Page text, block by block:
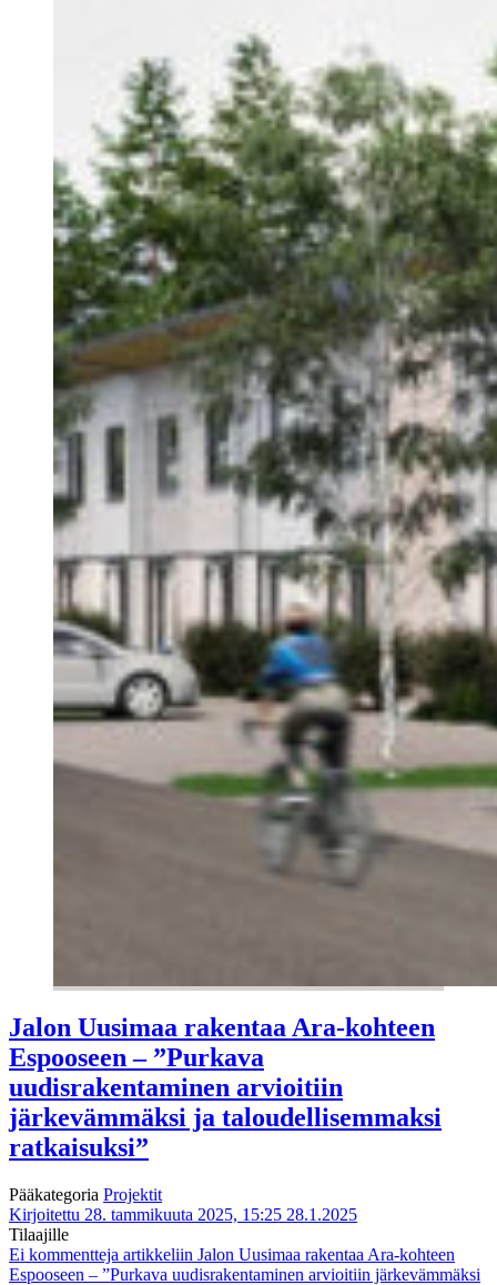
Jalon Uusimaa rakentaa Ara-kohteen
Espooseen – ”Purkava
uudisrakentaminen arvioitiin
järkevämmäksi ja taloudellisemmaksi
ratkaisuksi”
Pääkategoria Projektit
Kirjoitettu 28. tammikuuta 2025, 15:25 28.1.2025
Tilaajille
Ei kommentteja artikkeliin Jalon Uusimaa rakentaa Ara-kohteen
Espooseen – ”Purkava uudisrakentaminen arvioitiin järkevämmäksi